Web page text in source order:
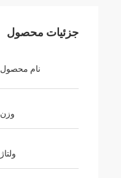
جزئیات محصول
نام محصول
وزن
ولتاژ